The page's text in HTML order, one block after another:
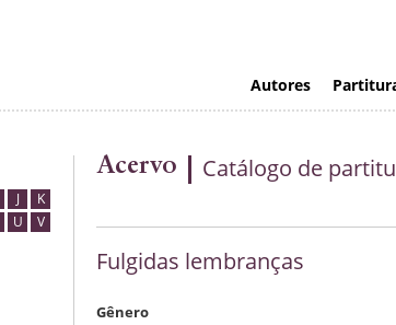
Autores
J
K
U
V
Acervo Catálogo de
Fulgidas lembranças
Gênero